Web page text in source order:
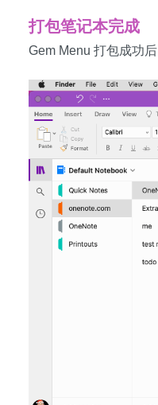
打包笔记本完成
Gem Menu 打包成功